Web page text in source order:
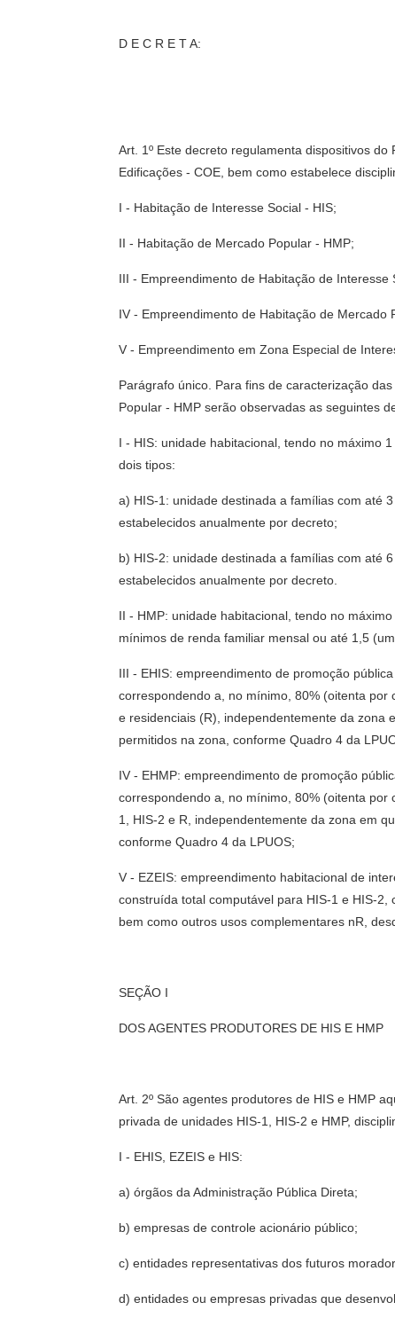
D E C R E T A:
Art. 1º Este decreto regulamenta dispositivos
Edificações - COE, bem como estabelece
I - Habitação de Interesse Social - HIS;
II - Habitação de Mercado Popular - HMP;
III - Empreendimento de Habitação de Interesse
IV - Empreendimento de Habitação de Mercado
V - Empreendimento em Zona Especial de
Parágrafo único. Para fins de caracterização
Popular - HMP serão observadas as seguintes
I - HIS: unidade habitacional, tendo no máximo
dois tipos:
a) HIS-1: unidade destinada a famílias com até
estabelecidos anualmente por decreto;
b) HIS-2: unidade destinada a famílias com até
estabelecidos anualmente por decreto.
II - HMP: unidade habitacional, tendo no
mínimos de renda familiar mensal ou até 1,5
III - EHIS: empreendimento de promoção
correspondendo a, no mínimo, 80% (oitenta
e residenciais (R), independentemente da zona
permitidos na zona, conforme Quadro 4 da
IV - EHMP: empreendimento de promoção
correspondendo a, no mínimo, 80% (oitenta
1, HIS-2 e R, independentemente da zona em
conforme Quadro 4 da LPUOS;
V - EZEIS: empreendimento habitacional de
construída total computável para HIS-1 e HIS-
bem como outros usos complementares nR,
SEÇÃO I
DOS AGENTES PRODUTORES DE HIS E HMP
Art. 2º São agentes produtores de HIS e HMP
privada de unidades HIS-1, HIS-2 e HMP,
I - EHIS, EZEIS e HIS:
a) órgãos da Administração Pública Direta;
b) empresas de controle acionário público;
c) entidades representativas dos futuros
d) entidades ou empresas privadas que